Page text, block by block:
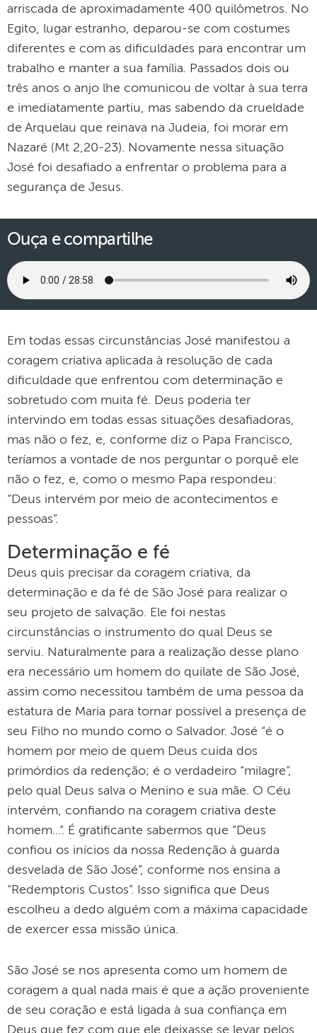
arriscada de aproximadamente 400 quilômetros. No
Egito, lugar estranho, deparou-se com costumes
diferentes e com as dificuldades para encontrar um
trabalho e manter a sua família. Passados dois ou
três anos o anjo lhe comunicou de voltar à sua terra
e imediatamente partiu, mas sabendo da crueldade
de Arquelau que reinava na Judeia, foi morar em
Nazaré (Mt 2,20-23). Novamente nessa situação
José foi desafiado a enfrentar o problema para a
segurança de Jesus.
Ouça e compartilhe
Em todas essas circunstâncias José manifestou a
coragem criativa aplicada à resolução de cada
dificuldade que enfrentou com determinação e
sobretudo com muita fé. Deus poderia ter
intervindo em todas essas situações desafiadoras,
mas não o fez, e, conforme diz o Papa Francisco,
teríamos a vontade de nos perguntar o porquê ele
não o fez, e, como o mesmo Papa respondeu:
“Deus intervém por meio de acontecimentos e
pessoas”.
Determinação e fé
Deus quis precisar da coragem criativa, da
determinação e da fé de São José para realizar o
seu projeto de salvação. Ele foi nestas
circunstâncias o instrumento do qual Deus se
serviu. Naturalmente para a realização desse plano
era necessário um homem do quilate de São José,
assim como necessitou também de uma pessoa da
estatura de Maria para tornar possível a presença de
seu Filho no mundo como o Salvador. José “é o
homem por meio de quem Deus cuida dos
primórdios da redenção; é o verdadeiro “milagre”,
pelo qual Deus salva o Menino e sua mãe. O Céu
intervém, confiando na coragem criativa deste
homem...”. É gratificante sabermos que “Deus
confiou os inícios da nossa Redenção à guarda
desvelada de São José”, conforme nos ensina a
“Redemptoris Custos”. Isso significa que Deus
escolheu a dedo alguém com a máxima capacidade
de exercer essa missão única.
São José se nos apresenta como um homem de
coragem a qual nada mais é que a ação proveniente
de seu coração e está ligada à sua confiança em
Deus que fez com que ele deixasse se levar pelos